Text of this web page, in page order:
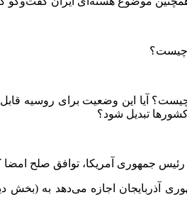
چیست؟
آیا این وضعیت برای روسیه قابل
تبدیل شود؟
آذربایجان اجازه می‌دهد به (بخش